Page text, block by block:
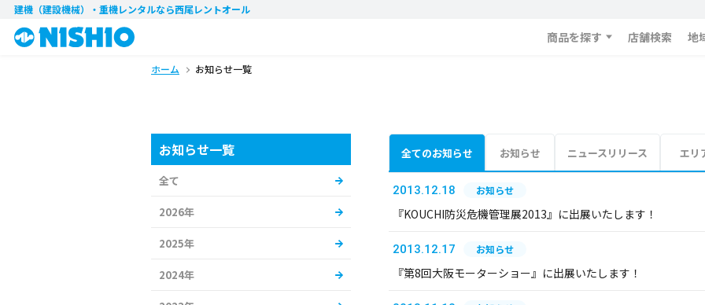
建機（建設機械）・重機レンタルなら西尾レントオール
商品を探す 店舗検索 地
ホーム お知らせ一覧
全てのお知らせ お知らせ ニュースリリース エリ
2013.12.18 お知らせ
『KOUCHI防災危機管理展2013』に出展いたします！
2013.12.17 お知らせ
『第8回大阪モーターショー』に出展いたします！
お知らせ一覧
全て
2026年
2025年
2024年